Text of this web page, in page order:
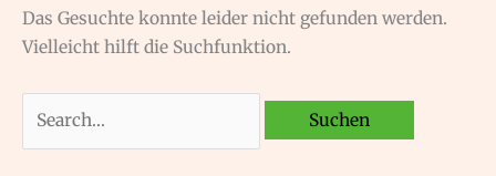
Das Gesuchte konnte leider nicht gefunden werden.
Vielleicht hilft die Suchfunktion.